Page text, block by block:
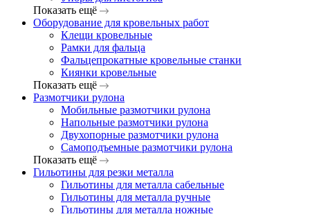
Показать ещё
Оборудование для кровельных работ
Клещи кровельные
Рамки для фальца
Фальцепрокатные кровельные станки
Киянки кровельные
Показать ещё
Размотчики рулона
Мобильные размотчики рулона
Напольные размотчики рулона
Двухопорные размотчики рулона
Самоподъемные размотчики рулона
Показать ещё
Гильотины для резки металла
Гильотины для металла сабельные
Гильотины для металла ручные
Гильотины для металла ножные